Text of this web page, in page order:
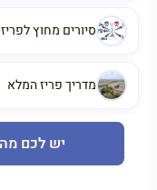
סיורים מחוץ לפריז
מדריך פריז המלא
יש לכם מה